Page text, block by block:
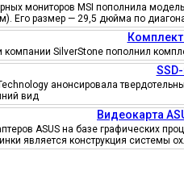
мониторов MSI пополнила
Его размер — 29,5 дюйма по
Комплект
компании SilverStone пополнил
анонсировала
вид
Видеокарта
ASUS на базе графических
является конструкция системы